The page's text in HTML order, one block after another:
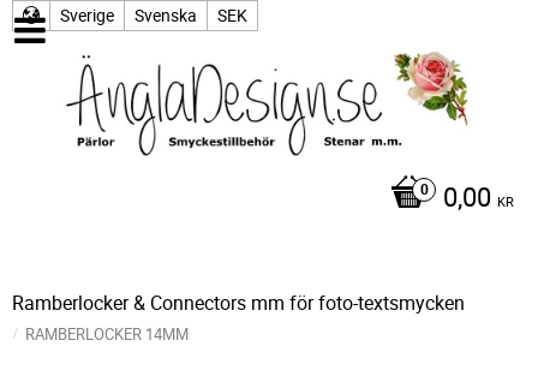
Sverige Svenska SEK
0,00 KR
Ramberlocker & Connectors mm för foto-textsmycken
RAMBERLOCKER 14MM